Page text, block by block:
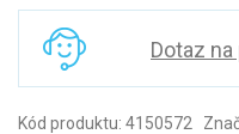
Dotaz
Kód produktu: 4150572